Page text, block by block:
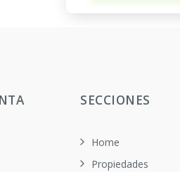
SECCIONES
Home
Propiedades